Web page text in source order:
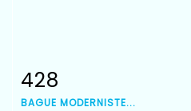
Fiche détaillée
428
BAGUE MODERNISTE...